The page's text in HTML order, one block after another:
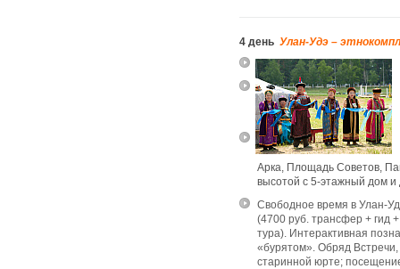
4 день Улан-Удэ –
Арка, Площадь Советов,
высотой с 5-этажный дом и
Свободное время в Улан-
(4700 руб. трансфер + гид
тура). Интерактивная
«бурятом». Обряд
старинной юрте;